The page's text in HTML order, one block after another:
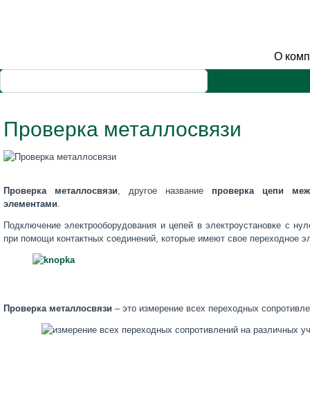
О
Проверка металлосвязи
Проверка металлосвязи, другое название проверка цепи
элементами.
Подключение электрооборудования и цепей в электроустановке с
при помощи контактных соединений, которые имеют свое переходное
Проверка металлосвязи – это измерение всех переходных